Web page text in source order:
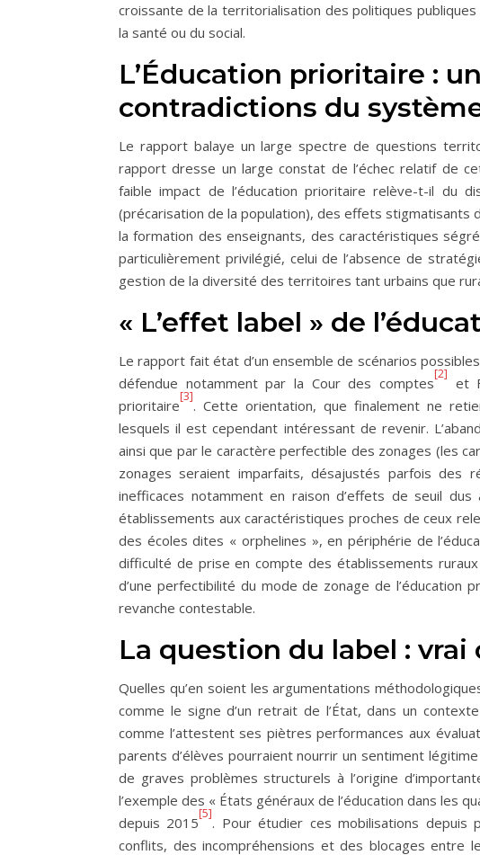
croissante de la territorialisation des politiques
la santé ou du social.
L’Éducation prioritaire :
contradictions du
Le rapport balaye un large spectre de questions
rapport dresse un large constat de l’échec relatif de
faible impact de l’éducation prioritaire relève-t-il du
(précarisation de la population), des effets stigmatisants
la formation des enseignants, des caractéristiques
particulièrement privilégié, celui de l’absence de
gestion de la diversité des territoires tant urbains que
« L’effet label » de
Le rapport fait état d’un ensemble de scénarios
défendue notamment par la Cour des comptes
[2]
et
prioritaire
[3]
. Cette orientation, que finalement ne
lesquels il est cependant intéressant de revenir.
ainsi que par le caractère perfectible des zonages (les
zonages seraient imparfaits, désajustés parfois
inefficaces notamment en raison d’effets de seuil dus
établissements aux caractéristiques proches de ceux
des écoles dites « orphelines », en périphérie de
difficulté de prise en compte des établissements
d’une perfectibilité du mode de zonage de l’éducation
revanche contestable.
La question du label :
Quelles qu’en soient les argumentations
comme le signe d’un retrait de l’État, dans un
comme l’attestent ses piètres performances aux
parents d’élèves pourraient nourrir un sentiment
de graves problèmes structurels à l’origine
l’exemple des « États généraux de l’éducation dans les
depuis 2015
[5]
. Pour étudier ces mobilisations depuis
conflits, des incompréhensions et des blocages entre